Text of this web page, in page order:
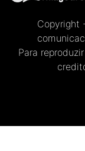
Copyright
Para